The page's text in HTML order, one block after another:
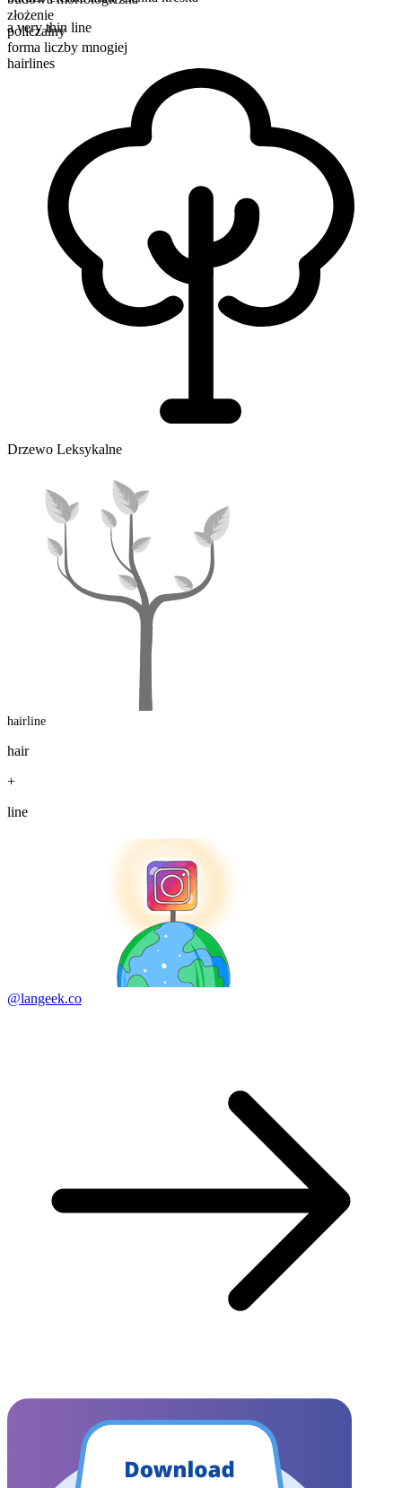
złożenie
policzalny
forma liczby mnogiej
hairlines
a very thin line
Drzewo Leksykalne
hairline
hair
+
line
@langeek.co